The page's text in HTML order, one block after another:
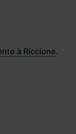
à Riccione.